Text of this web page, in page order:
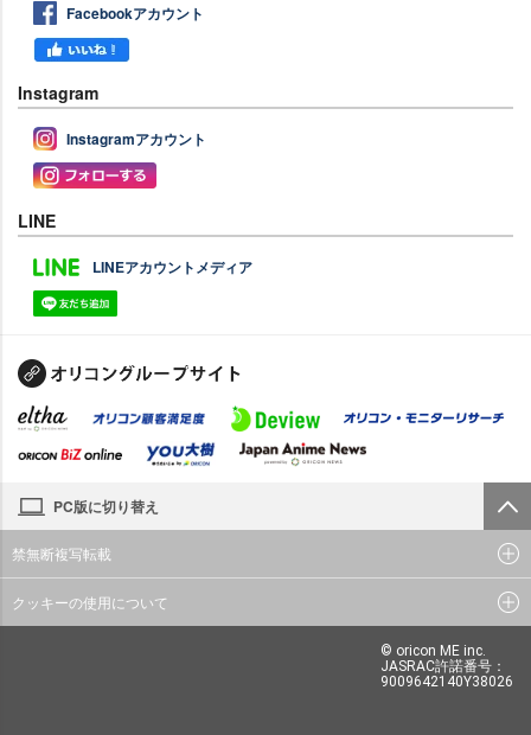
Facebookアカウント
Instagram
Instagramアカウント
LINE
LINEアカウントメディア
PC版に切り替え
禁無断複写転載
クッキーの使用について
© oricon ME inc.
JASRAC許諾番号：
9009642140Y38026